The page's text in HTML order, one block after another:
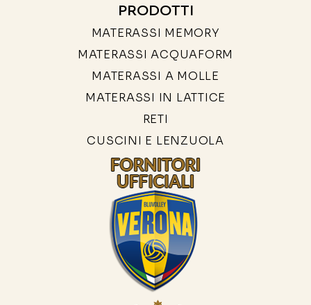
PRODOTTI
MATERASSI MEMORY
MATERASSI ACQUAFORM
MATERASSI A MOLLE
MATERASSI IN LATTICE
RETI
CUSCINI E LENZUOLA